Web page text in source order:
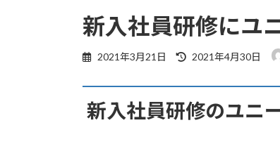
新入社員研修にユ
2021年3月21日
最
日
時
2021年4月30日
新入社員研修のユニ